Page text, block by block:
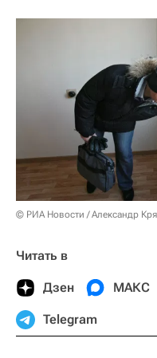
© РИА Новости / Александр
Читать в
Дзен МАКС
Telegram